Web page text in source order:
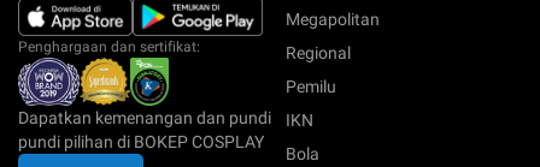
Penghargaan dan sertifikat:
Dapatkan kemenangan dan pundi
pundi pilihan di BOKEP COSPLAY
Megapolitan
Regional
Pemilu
IKN
Bola